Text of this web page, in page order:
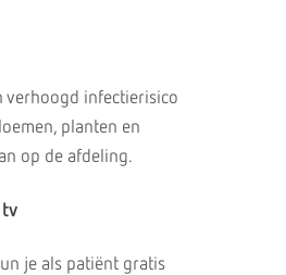
verhoogd infectierisico
planten en
op de afdeling.
je als patiënt gratis